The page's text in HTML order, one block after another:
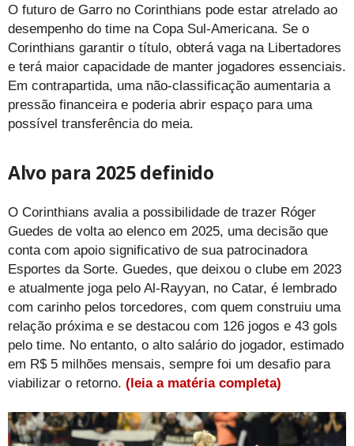
O futuro de Garro no Corinthians pode estar atrelado ao
desempenho do time na Copa Sul-Americana. Se o
Corinthians garantir o título, obterá vaga na Libertadores
e terá maior capacidade de manter jogadores essenciais.
Em contrapartida, uma não-classificação aumentaria a
pressão financeira e poderia abrir espaço para uma
possível transferência do meia.
Alvo para 2025 definido
O Corinthians avalia a possibilidade de trazer Róger
Guedes de volta ao elenco em 2025, uma decisão que
conta com apoio significativo de sua patrocinadora
Esportes da Sorte. Guedes, que deixou o clube em 2023
e atualmente joga pelo Al-Rayyan, no Catar, é lembrado
com carinho pelos torcedores, com quem construiu uma
relação próxima e se destacou com 126 jogos e 43 gols
pelo time. No entanto, o alto salário do jogador, estimado
em R$ 5 milhões mensais, sempre foi um desafio para
viabilizar o retorno. (leia a matéria completa)